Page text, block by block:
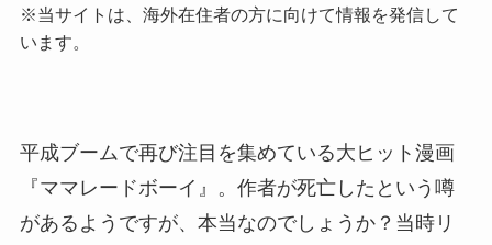
※当サイトは、海外在住者の方に向けて情報を発信して
います。
平成ブームで再び注目を集めている大ヒット漫画
『ママレードボーイ』。作者が死亡したという噂
があるようですが、本当なのでしょうか？当時リ